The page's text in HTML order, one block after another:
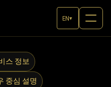
EN▾
스 정보
중심 설명